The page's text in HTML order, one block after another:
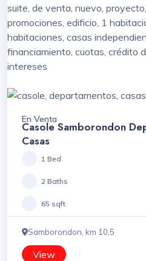
En Venta
Casole Samborondon
Casas
1 Bed
2 Baths
65 sqft
Samborondon, km 10,5
View